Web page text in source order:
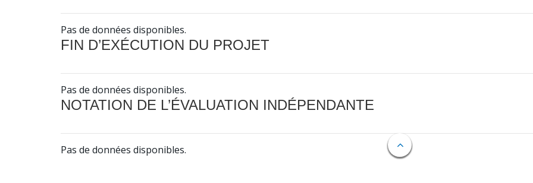
Pas de données disponibles.
FIN D’EXÉCUTION DU PROJET
Pas de données disponibles.
NOTATION DE L’ÉVALUATION INDÉPENDANTE
Pas de données disponibles.